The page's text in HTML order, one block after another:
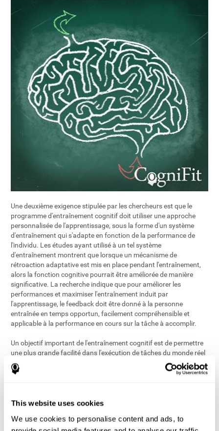
This website uses cookies
We use cookies to personalise content and ads, to
Une deuxième exigence stipulée par les chercheurs est que le
programme d'entraînement cognitif doit utiliser une approche
personnalisée de l'apprentissage, sous la forme d'un système
d'entraînement qui s'adapte en fonction de la performance de
l'individu. Les études ayant utilisé à un tel système
d'entraînement montrent que lorsque un mécanisme de
rétroaction adaptative est mis en place pendant l'entraînement,
alors la fonction cognitive pourrait être améliorée de manière
significative. La recherche indique que pour améliorer les
performances et maximiser l'entraînement induit par
l'apprentissage, le feedback doit être donné à la personne
entraînée en temps opportun, facilement compréhensible et
applicable à la performance en cours sur la tâche à accomplir.
Un objectif important de l'entraînement cognitif est de permettre
une plus grande facilité dans l'exécution de tâches du monde réel
telles que la conduite, la régulation des finances, la gestion de la
prise de médicaments et le maintien de l'interaction sociale. Parce
ont posé une troisième condition, à savoir concevoir des
intègrent plusieurs processus cognitifs et ne sont pas limitées à